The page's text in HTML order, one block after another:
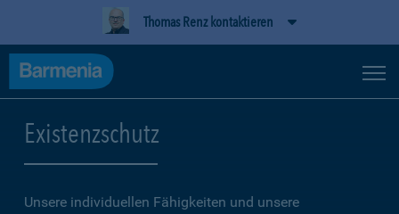
Thomas Renz kontaktieren
Existenzschutz
Unsere individuellen Fähigkeiten und unsere